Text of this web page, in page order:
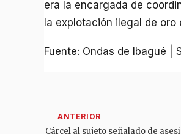
era la encargada de
la explotación ilegal de
Fuente: Ondas de Ibagué |